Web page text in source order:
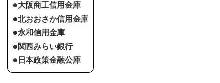
●大阪商工信用金庫
●北おおさか信用金庫
●永和信用金庫
●関西みらい銀行
●日本政策金融公庫